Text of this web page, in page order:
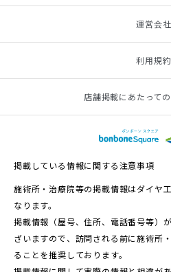
運営会社
利用規約
店舗掲載にあたって
掲載している情報に関する注意事項
施術所・治療院等の掲載情報はダイヤ
なります。
掲載情報（屋号、住所、電話番号等）
ざいますので、訪問される前に施術所
ることを推奨しております。